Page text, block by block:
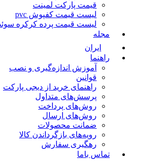
قیمت پارکت لمینت
لیست قیمت کفپوش pvc
لیست قیمت پرده کرکره
مجله
ایران
راهنما
آموزش اندازه‌گیری و نصب
قوانین
راهنمای خرید از دیجی پارکت
پرسش‌های متداول
روش‌های پرداخت
روش‌های ارسال
ضمانت محصولات
رویه‌های بازگرداندن کالا
رهگیری سفارش
تماس باما